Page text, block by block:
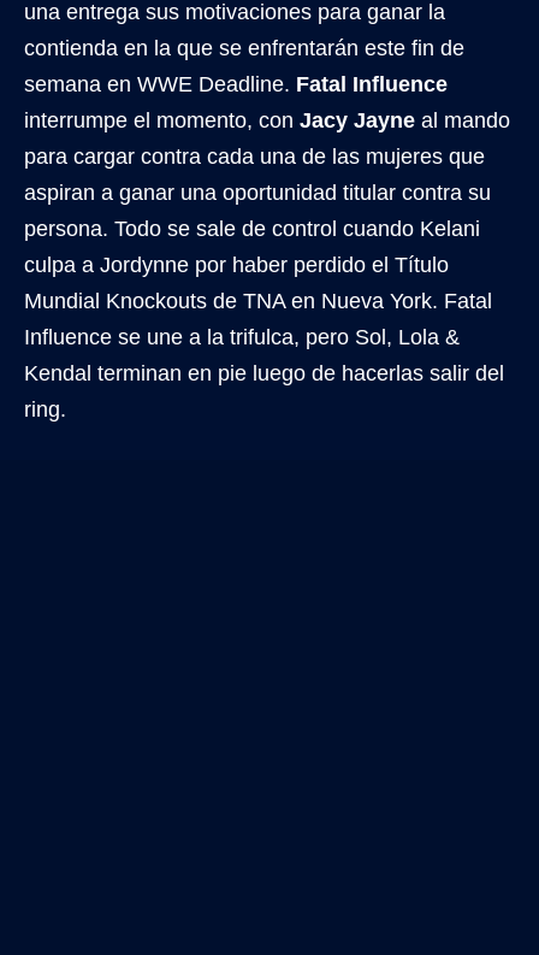
una entrega sus motivaciones para ganar la
contienda en la que se enfrentarán este fin de
semana en WWE Deadline. Fatal Influence
interrumpe el momento, con Jacy Jayne al mando
para cargar contra cada una de las mujeres que
aspiran a ganar una oportunidad titular contra su
persona. Todo se sale de control cuando Kelani
culpa a Jordynne por haber perdido el Título
Mundial Knockouts de TNA en Nueva York. Fatal
Influence se une a la trifulca, pero Sol, Lola &
Kendal terminan en pie luego de hacerlas salir del
ring.